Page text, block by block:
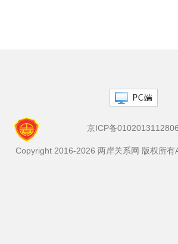
京ICP备
Copyright 2016-2026 两岸关系网 版权所有